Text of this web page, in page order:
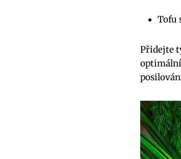
Tofu
Přidejte
optimální